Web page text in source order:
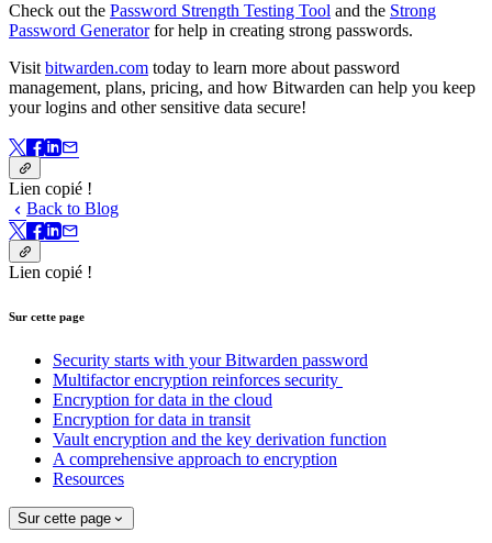
Check out the Password Strength Testing Tool and the Strong
Password Generatorfor help in creating strong passwords.
Visitbitwarden.com today to learn more about password
management, plans, pricing, and how Bitwarden can help you keep
your logins and other sensitive data secure!
Lien copié !
Back to Blog
Lien copié !
Sur cette page
Security starts with your Bitwarden password
Multifactor encryption reinforces security
Encryption for data in the cloud
Encryption for data in transit
Vault encryption and the key derivation function
A comprehensive approach to encryption
Resources
Sur cette page